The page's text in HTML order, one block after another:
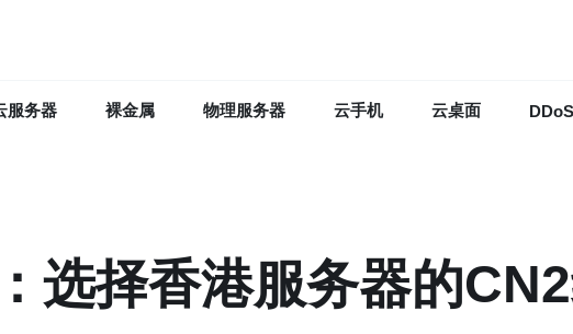
服务器 裸金属 物理服务器 云手机 云桌面 DDoS
选择香港服务器的